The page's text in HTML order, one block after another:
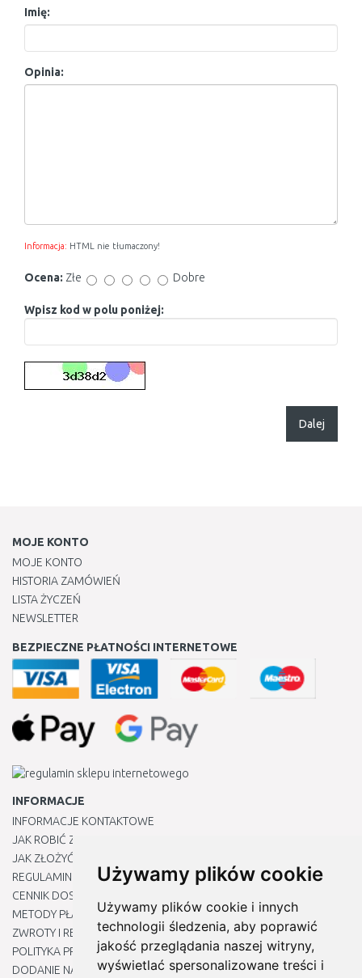
Używamy plików cookie
Używamy plików cookie i innych
technologii śledzenia, aby poprawić
jakość przeglądania naszej witryny,
wyświetlać spersonalizowane treści i
Imię:
Opinia:
Informacja: HTML nie tłumaczony!
Ocena: Złe Dobre
Wpisz kod w polu poniżej:
Dalej
MOJE KONTO
MOJE KONTO
HISTORIA ZAMÓWIEŃ
LISTA ŻYCZEŃ
NEWSLETTER
BEZPIECZNE PŁATNOŚCI INTERNETOWE
INFORMACJE
INFORMACJE KONTAKTOWE
JAK ROBIĆ ZAKUPY ?
JAK ZŁOŻYĆ REKLAMACJĘ
REGULAMIN
CENNIK DOSTAWY
METODY PŁATNOŚCI
ZWROTY I REKLAMACJE PRODUKTÓW
POLITYKA PRYWATNOŚCI
DODANIE NASZYCH ADRESÓW E-MAIL DO LISTY ZAUFANYCH